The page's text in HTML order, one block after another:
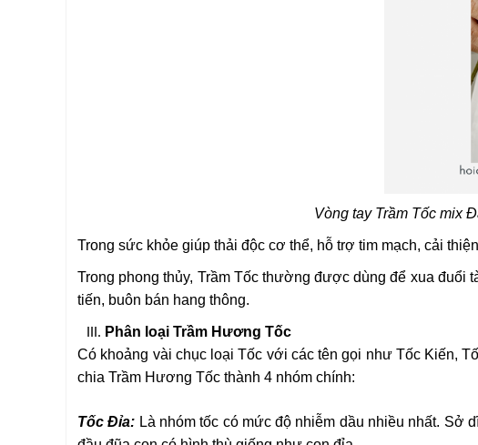
Vòng tay Trầm Tốc mix
Trong sức khỏe giúp thải độc cơ thể, hỗ trợ tim mạch, cải
Trong phong thủy, Trầm Tốc thường được dùng để xua đuổi
tiến, buôn bán hang thông.
Phân loại Trầm Hương Tốc
Có khoảng vài chục loại Tốc với các tên gọi như Tốc Kiến,
chia Trầm Hương Tốc thành 4 nhóm chính:
Tốc Đỉa: Là nhóm tốc có mức độ nhiễm dầu nhiều nhất.